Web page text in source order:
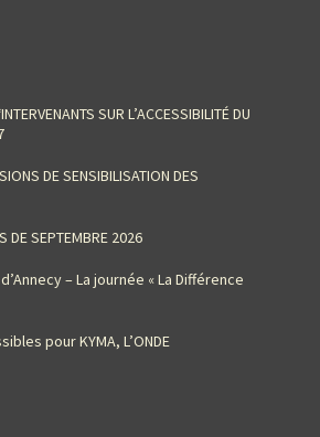
SUR L’ACCESSIBILITÉ DU
DE SENSIBILISATION DES
DE SEPTEMBRE 2026
– La journée « La Différence
pour KYMA, L’ONDE